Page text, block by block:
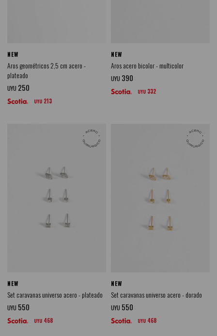
NEW
Aros geométricos 2,5 cm acero -
plateado
UYU 250
UYU 213
NEW
Aros acero bicolor - multicolor
UYU 390
UYU 332
NEW
Set caravanas universo acero - plateado
UYU 550
UYU 468
NEW
Set caravanas universo acero - dorado
UYU 550
UYU 468